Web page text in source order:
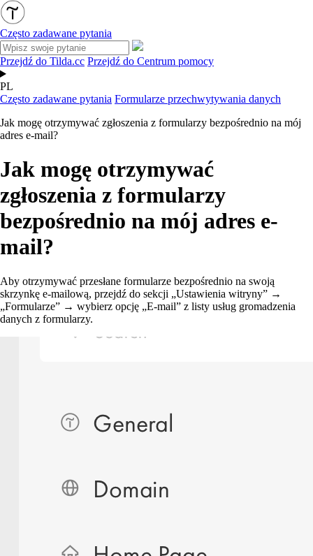
Często zadawane pytania
Przejdź do Tilda.cc Przejdź do Centrum pomocy
PL
Często zadawane pytania Formularze przechwytywania danych
Jak mogę otrzymywać zgłoszenia z formularzy bezpośrednio na mój
adres e-mail?
Jak mogę otrzymywać
zgłoszenia z formularzy
bezpośrednio na mój adres e-
mail?
Aby otrzymywać przesłane formularze bezpośrednio na swoją
skrzynkę e-mailową, przejdź do sekcji „Ustawienia witryny” →
„Formularze” → wybierz opcję „E-mail” z listy usług gromadzenia
danych z formularzy.